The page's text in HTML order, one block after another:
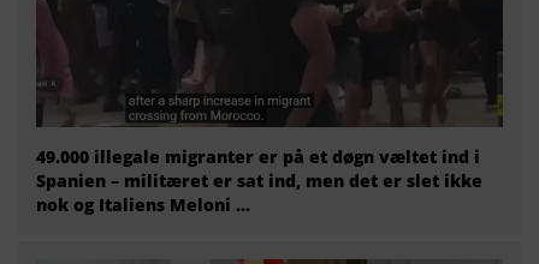
49.000 illegale migranter er på et døgn væltet ind i
Spanien – militæret er sat ind, men det er slet ikke
nok og Italiens Meloni ...